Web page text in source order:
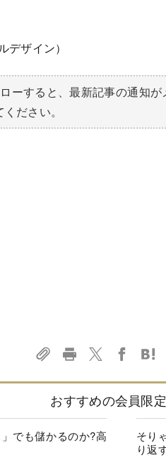
デザイン）
ーすると、最新記事の通知
ださい。
おすすめの会員限
でも儲かるのか?高
そり
り返